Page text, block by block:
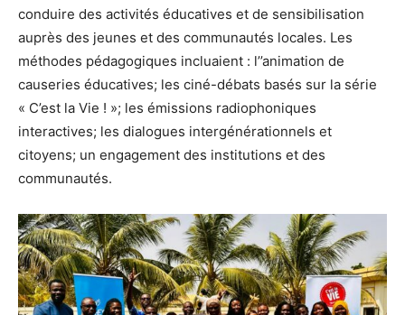
conduire des activités éducatives et de sensibilisation
auprès des jeunes et des communautés locales. Les
méthodes pédagogiques incluaient : l’’animation de
causeries éducatives; les ciné-débats basés sur la série
« C’est la Vie ! »; les émissions radiophoniques
interactives; les dialogues intergénérationnels et
citoyens; un engagement des institutions et des
communautés.